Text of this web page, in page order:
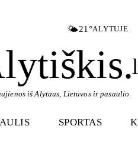
🌤️21°ALYTUJE
.
iš Alytaus, Lietuvos ir pasaulio
SPORTAS